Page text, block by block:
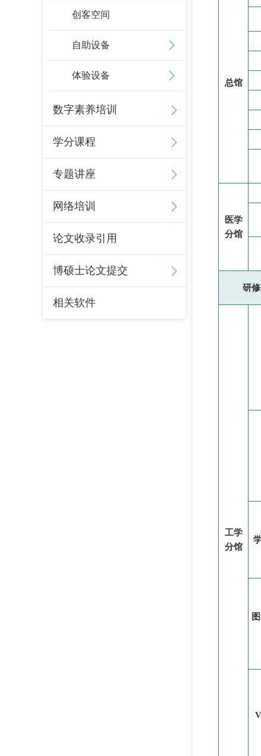
创客空间
自助设备
体验设备
数字素养培训
学分课程
专题讲座
网络培训
论文收录引用
博硕士论文提交
相关软件
总馆
医学
分馆
研
工学
分馆